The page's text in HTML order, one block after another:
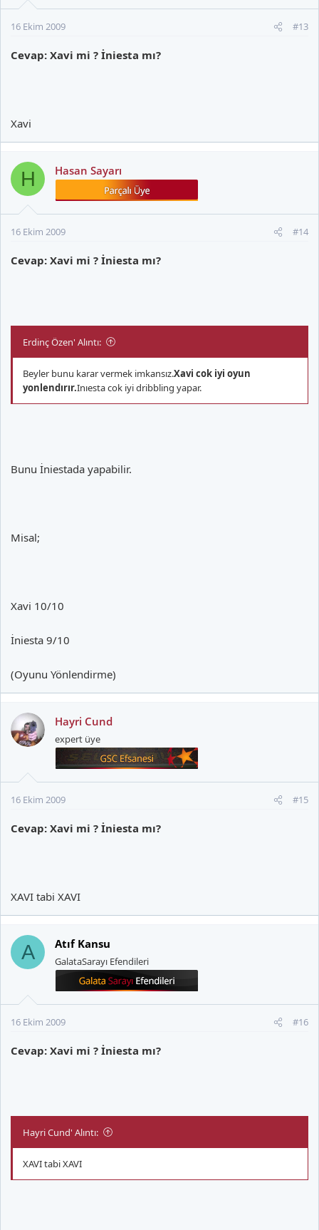
16 Ekim 2009 #13
Cevap: Xavi mi ? İniesta mı?
Xavi
H Hasan Sayarı
16 Ekim 2009 #14
Cevap: Xavi mi ? İniesta mı?
Erdinç Özen' Alıntı:
Beyler bunu karar vermek imkansız.Xavi cok iyi oyun
yonlendırır.Inıesta cok iyi dribbling yapar.
Bunu İniestada yapabilir.
Misal;
Xavi 10/10
İniesta 9/10
(Oyunu Yönlendirme)
Hayri Cund
expert üye
16 Ekim 2009 #15
Cevap: Xavi mi ? İniesta mı?
XAVI tabi XAVI
A Atıf Kansu
GalataSarayı Efendileri
16 Ekim 2009 #16
Cevap: Xavi mi ? İniesta mı?
Hayri Cund' Alıntı:
XAVI tabi XAVI